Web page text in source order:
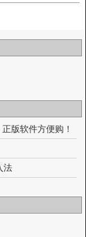
版软件方便购！
法